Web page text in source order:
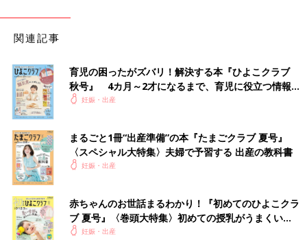
関連記事
育児の困ったがズバリ！解決する本『ひよこクラブ
秋号』 4カ月～2才になるまで、育児に役立つ情報が
いっぱい！
妊娠・出産
まるごと1冊“出産準備”の本『たまごクラブ 夏号』
〈スペシャル大特集〉夫婦で予習する 出産の教科書
妊娠・出産
赤ちゃんのお世話まるわかり！『初めてのひよこクラ
ブ 夏号』〈巻頭大特集〉初めての授乳がうまくい
く！ おっぱい・ミルクの基本と夏のトラブル 解決テ
妊娠・出産